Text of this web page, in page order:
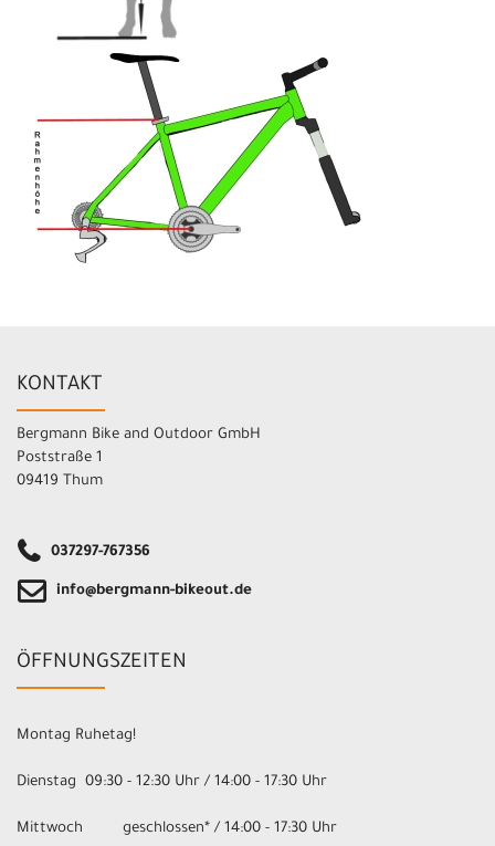
KONTAKT
Bergmann Bike and Outdoor GmbH
Poststraße 1
09419 Thum
037297-767356
info@bergmann-bikeout.de
ÖFFNUNGSZEITEN
Montag Ruhetag!
Dienstag 09:30 - 12:30 Uhr / 14:00 - 17:30 Uhr
Mittwoch geschlossen* / 14:00 - 17:30 Uhr